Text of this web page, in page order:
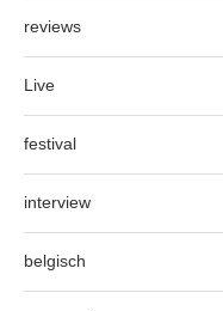
reviews
Live
festival
interview
belgisch